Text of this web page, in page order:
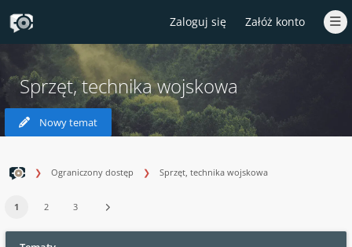
Zaloguj się Załóż konto
Sprzęt, technika wojskowa
Nowy temat
Ograniczony dostęp Sprzęt, technika wojskowa
1 2 3